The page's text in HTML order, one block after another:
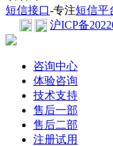
短信接口-专注短信平
沪ICP备
咨询中心
体验咨询
技术支持
售后一部
售后二部
注册试用